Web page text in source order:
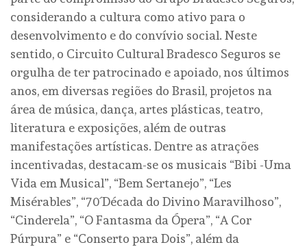
considerando a cultura como ativo para o
desenvolvimento e do convívio social. Neste
sentido, o Circuito Cultural Bradesco Seguros se
orgulha de ter patrocinado e apoiado, nos últimos
anos, em diversas regiões do Brasil, projetos na
área de música, dança, artes plásticas, teatro,
literatura e exposições, além de outras
manifestações artísticas. Dentre as atrações
incentivadas, destacam-se os musicais “Bibi -Uma
Vida em Musical”, “Bem Sertanejo”, “Les
Misérables”, “70´Década do Divino Maravilhoso”,
“Cinderela”, “O Fantasma da Ópera”, “A Cor
Púrpura” e “Conserto para Dois”, além da